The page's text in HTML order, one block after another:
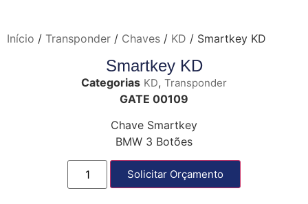
Início / Transponder / Chaves / KD / Smartkey KD
Smartkey KD
Categorias KD, Transponder
GATE 00109
Chave Smartkey
BMW 3 Botões
Solicitar Orçamento